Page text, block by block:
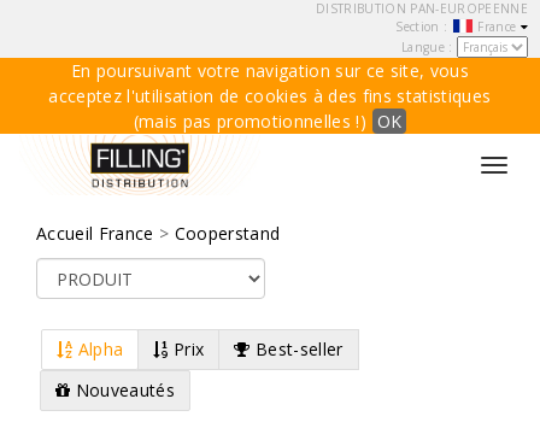
DISTRIBUTION PAN-EUROPEENNE
Section :
France
Langue :
En poursuivant votre navigation sur ce site, vous
acceptez l'utilisation de cookies à des fins statistiques
(mais pas promotionnelles !) OK
Accueil France > Cooperstand
Alpha Prix
Best-seller
Nouveautés